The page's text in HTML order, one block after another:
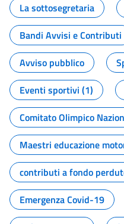
La sottosegretaria
Bandi Avvisi e Contributi
Avviso pubblico
Eventi sportivi (1)
Comitato Olimpico
Maestri educazione
contributi a fondo
Emergenza Covid-19